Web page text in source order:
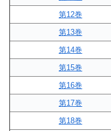
第12巻
第13巻
第14巻
第15巻
第16巻
第17巻
第18巻